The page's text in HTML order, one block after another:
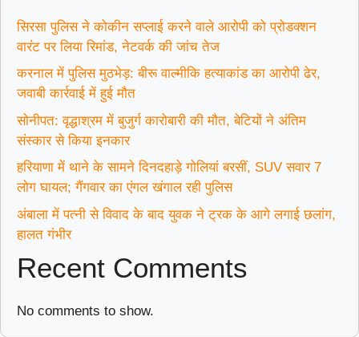
सिरसा पुलिस ने कोकीन सप्लाई करने वाले आरोपी को प्रोडक्शन
वारंट पर लिया रिमांड, नेटवर्क की जांच तेज
करनाल में पुलिस मुठभेड़: बीरू वाल्मीकि हत्याकांड का आरोपी ढेर,
जवाबी कार्रवाई में हुई मौत
सोनीपत: वृद्धाश्रम में बुजुर्ग कारोबारी की मौत, बेटियों ने अंतिम
संस्कार से किया इनकार
हरियाणा में थाने के सामने दिनदहाड़े गोलियां बरसीं, SUV सवार 7
लोग घायल; गैंगवार का एंगल खंगाल रही पुलिस
अंबाला में पत्नी से विवाद के बाद युवक ने ट्रक के आगे लगाई छलांग,
हालत गंभीर
Recent Comments
No comments to show.